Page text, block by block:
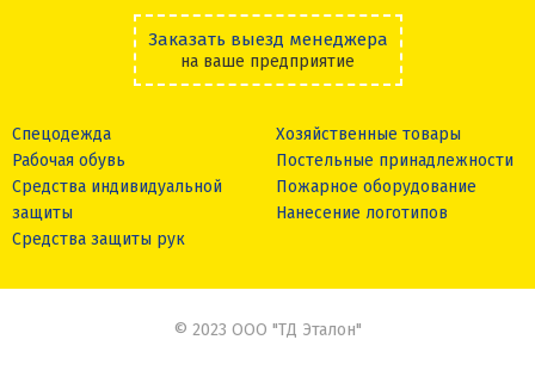
Заказать выезд менеджера
на ваше предприятие
Спецодежда
Рабочая обувь
Средства индивидуальной
защиты
Средства защиты рук
Хозяйственные товары
Постельные принадлежности
Пожарное оборудование
Нанесение логотипов
© 2023 ООО "ТД Эталон"